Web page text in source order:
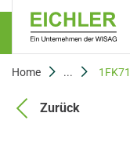
Home ...
Zurück